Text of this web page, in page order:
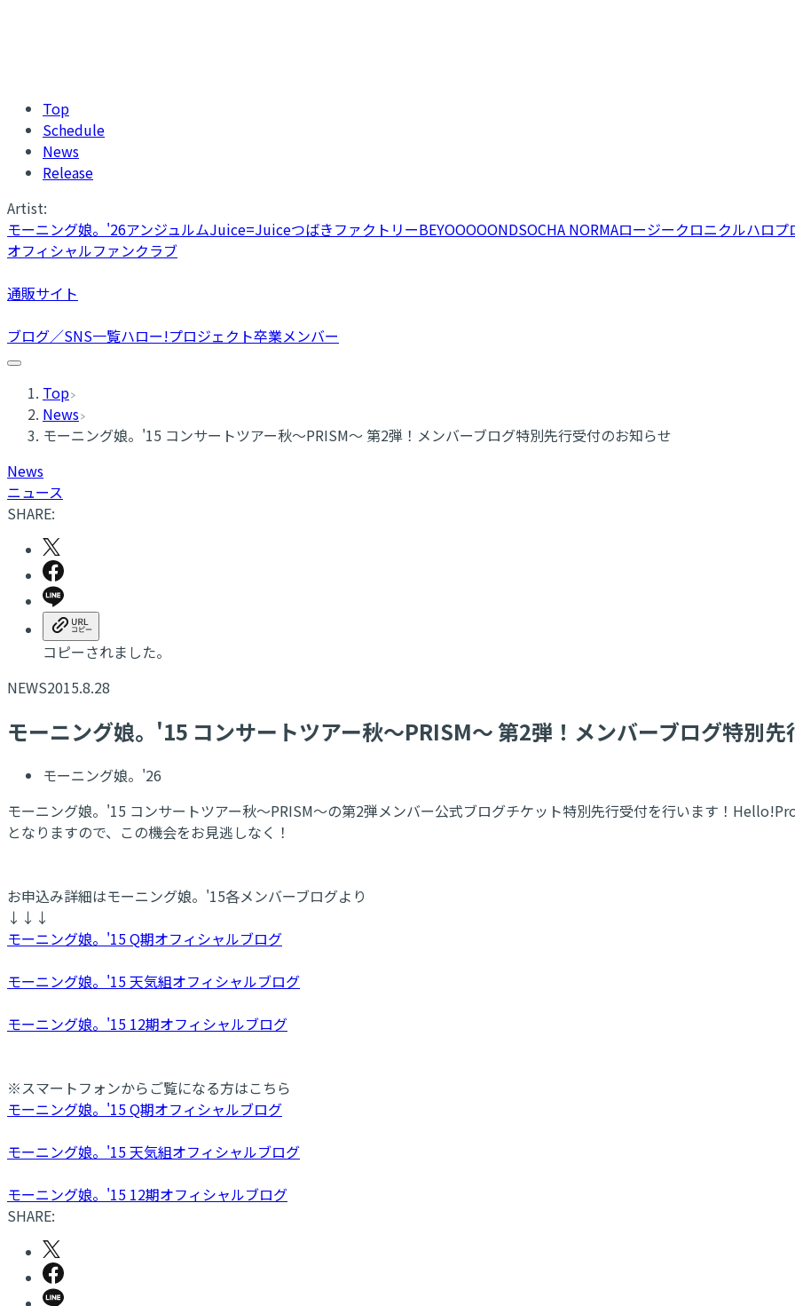
Top
Schedule
News
Release
Artist:
モーニング娘。'26アンジュルムJuice=JuiceつばきファクトリーBEYOOOOONDSOCHA NORMAロージークロニクルハロプ
オフィシャルファンクラブ
通販サイト
ブログ／SNS一覧ハロー!プロジェクト卒業メンバー
Top
News
モーニング娘。'15 コンサートツアー秋～PRISM～ 第2弾！メンバーブログ特別先行受付のお知らせ
News
ニュース
SHARE:
コピーされました。
NEWS2015.8.28
モーニング娘。'15 コンサートツアー秋～PRISM～ 第2弾！メンバーブログ特別
モーニング娘。'26
モーニング娘。'15 コンサートツアー秋〜PRISM〜の第2弾メンバー公式ブログチケット特別先行受付を行います！
となりますので、この機会をお見逃しなく！
お申込み詳細はモーニング娘。'15各メンバーブログより
↓↓↓
モーニング娘。'15 Q期オフィシャルブログ
モーニング娘。'15 天気組オフィシャルブログ
モーニング娘。'15 12期オフィシャルブログ
※スマートフォンからご覧になる方はこちら
モーニング娘。'15 Q期オフィシャルブログ
モーニング娘。'15 天気組オフィシャルブログ
モーニング娘。'15 12期オフィシャルブログ
SHARE: